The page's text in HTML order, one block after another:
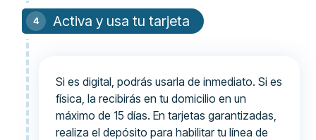
Activa y usa tu tarjeta
Si es digital, podrás usarla de inmediato. Si es
física, la recibirás en tu domicilio en un
máximo de 15 días. En tarjetas garantizadas,
realiza el depósito para habilitar tu línea de